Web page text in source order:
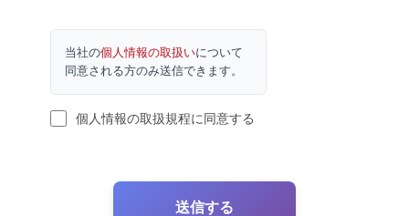
当社の個人情報の取扱いについて
同意される方のみ送信できます。
個人情報の取扱規程に同意する
送信する